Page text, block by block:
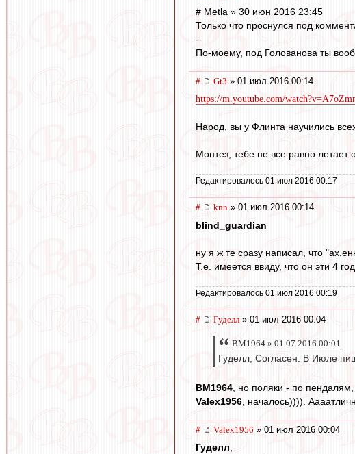
# Metla » 30 июн 2016 23:45
Только что проснулся под
--
По-моему, под Голованова ты
# Gt3 » 01 июл 2016 00:14
https://m.youtube.com/
Народ, вы у Флинта научились
Монтез, тебе не все равно
Редактировалось 01 июл 2016 00:17
# knn » 01 июл 2016 00:14
blind_guardian
ну я ж те сразу написал, что
Т.е. имеется ввиду, что он эти 4
Редактировалось 01 июл 2016 00:19
# Гуделл » 01 июл 2016 00:04
BM1964 » 01.07.2016 00:01
Гуделл, Согласен. В Июле
BM1964 , но поляки - по
Valex1956 , началось)))).
# Valex1956 » 01 июл 2016 00:04
Гуделл,